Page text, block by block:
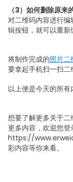
（3）如何删除原来
对二维码内容进行
辑按钮，就可以重新
将制作完成的照片二
要拿起手机扫一扫二
以上便是今天的所有
想要了解更多关于
更多内容，欢迎您
https://
彩内容等你来看。